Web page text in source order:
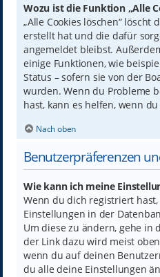
Wozu ist die Funktion „Alle
„Alle Cookies löschen“ löscht
erstellt hat und die dafür
angemeldet bleibst.
einige Funktionen, wie
Status – sofern sie von der
wurden. Wenn du Probleme
hast, kann es helfen, wenn
Nach oben
Benutzerpräferenzen
Wie kann ich meine
Wenn du dich registriert
Einstellungen in der
Um diese zu ändern, gehe in
der Link dazu wird meist
wenn du auf deinen
du alle deine Einstellungen